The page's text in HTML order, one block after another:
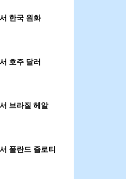
한국 원화
호주 달러
브라질 헤알
폴란드 즐로티